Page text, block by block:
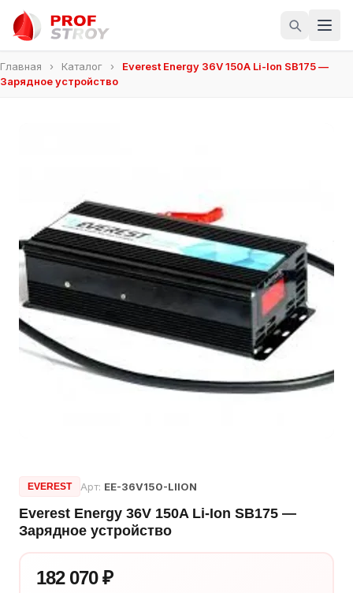
Главная › Каталог ›
Everest Energy 36V 150A Li-Ion SB175 —
Зарядное устройство
EVEREST Арт: EE-36V150-LIION
Everest Energy 36V 150A Li-Ion SB175 —
Зарядное устройство
182 070 ₽